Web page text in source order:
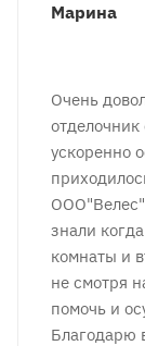
Марина
Очень
отделочник
ускоренно
ООО"Велес"
знали
комнаты и
не смотря
помочь и
Благодарю